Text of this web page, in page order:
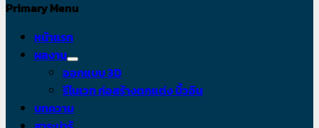
Primary Menu
หน้าแรก
ผลงาน
ออกแบบ 3D
รีโนเวท ก่อสร้างตกแต่ง บิ้วอิน
บทความ